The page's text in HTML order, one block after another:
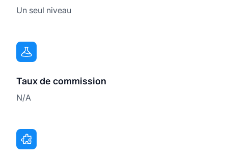
Un seul niveau
Taux de commission
N/A